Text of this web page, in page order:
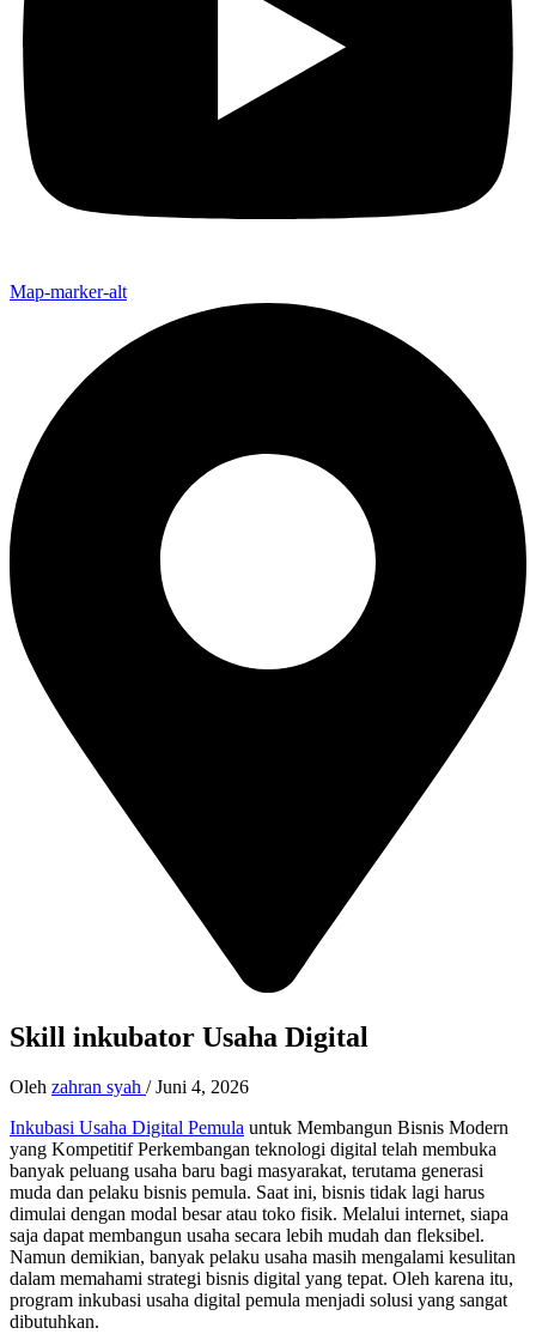
Map-marker-alt
Skill inkubator Usaha Digital
Oleh zahran syah /Juni 4, 2026
Inkubasi Usaha Digital Pemula untuk Membangun Bisnis Modern
yang Kompetitif Perkembangan teknologi digital telah membuka
banyak peluang usaha baru bagi masyarakat, terutama generasi
muda dan pelaku bisnis pemula. Saat ini, bisnis tidak lagi harus
dimulai dengan modal besar atau toko fisik. Melalui internet, siapa
saja dapat membangun usaha secara lebih mudah dan fleksibel.
Namun demikian, banyak pelaku usaha masih mengalami kesulitan
dalam memahami strategi bisnis digital yang tepat. Oleh karena itu,
program inkubasi usaha digital pemula menjadi solusi yang sangat
dibutuhkan.